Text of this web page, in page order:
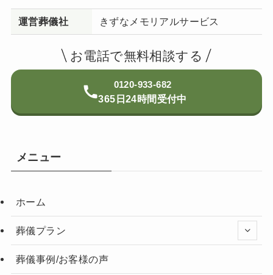
運営葬儀社 きずなメモリアルサービス
お電話で無料相談する
0120-933-682
365日24時間受付中
メニュー
ホーム
葬儀プラン
葬儀事例/お客様の声